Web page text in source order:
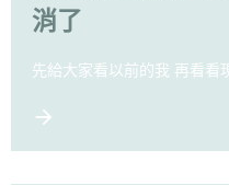
消了
先給大家看以前的我 再看看